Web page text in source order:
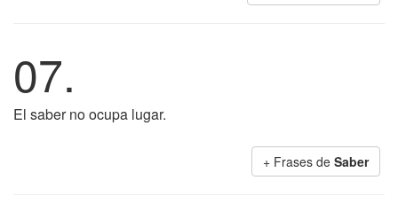
07.
El saber no ocupa lugar.
+ Frases de Saber